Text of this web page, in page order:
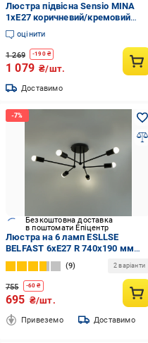
Люстра підвісна Sensio MINA
1xE27 коричневий/кремовий
5122
оцінити
1 269 -190₴
1 079 ₴/шт.
Доставимо
Безкоштовна доставка
в поштомати Епіцентр
Люстра на 6 ламп ESLLSE
BELFAST 6xE27 R 740x190 мм
Чорний (10466)
9 2 варіанти
755 -60 ₴
695 ₴/шт.
Привеземо Доставимо